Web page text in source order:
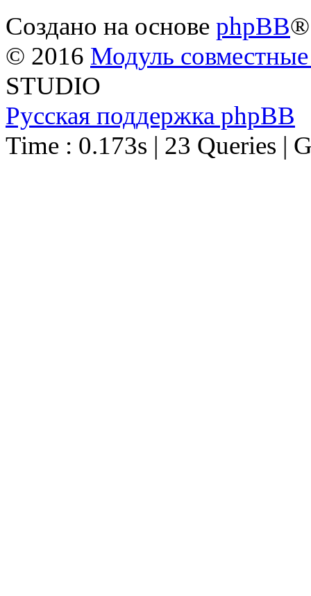
Создано на основе phpBB®
© 2016 Модуль
STUDIO
Русская поддержка phpBB
Time : 0.173s | 23 Queries |